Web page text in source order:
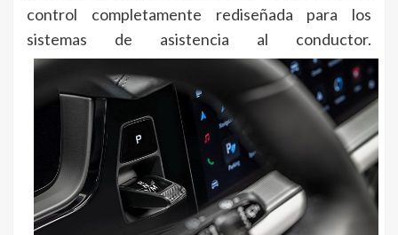
control completamente rediseñada para los
sistemas de asistencia al conductor.